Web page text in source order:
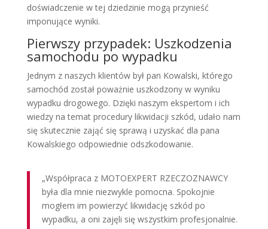
doświadczenie w tej dziedzinie mogą przynieść
imponujące wyniki.
Pierwszy przypadek: Uszkodzenia
samochodu po wypadku
Jednym z naszych klientów był pan Kowalski, którego
samochód został poważnie uszkodzony w wyniku
wypadku drogowego. Dzięki naszym ekspertom i ich
wiedzy na temat procedury likwidacji szkód, udało nam
się skutecznie zająć się sprawą i uzyskać dla pana
Kowalskiego odpowiednie odszkodowanie.
„Współpraca z MOTOEXPERT RZECZOZNAWCY
była dla mnie niezwykle pomocna. Spokojnie
mogłem im powierzyć likwidację szkód po
wypadku, a oni zajęli się wszystkim profesjonalnie.